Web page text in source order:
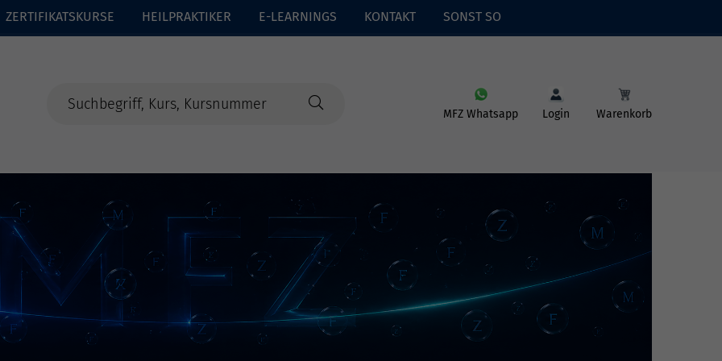
ZERTIFIKATSKURSE HEILPRAKTIKER E-LEARNINGS KONTAKT SONST SO
MFZ Whatsapp Login Warenkorb